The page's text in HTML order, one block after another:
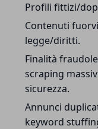
Profili fittizi/
Contenuti
legge/diritti.
Finalità
scraping
sicurezza.
Annunci
keyword